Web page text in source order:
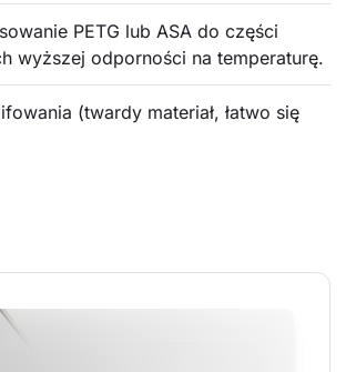
PETG lub ASA do części
wyższej odporności na temperaturę.
(twardy materiał, łatwo się